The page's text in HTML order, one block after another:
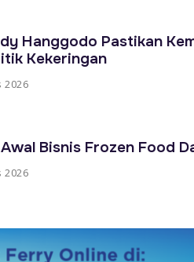
Hanggodo Pastikan
Kekeringan
2026
Bisnis Frozen Food
2026